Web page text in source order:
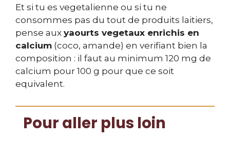
Et si tu es vegetalienne ou si tu ne
consommes pas du tout de produits laitiers,
pense aux yaourts vegetaux enrichis en
calcium (coco, amande) en verifiant bien la
composition : il faut au minimum 120 mg de
calcium pour 100 g pour que ce soit
equivalent.
Pour aller plus loin